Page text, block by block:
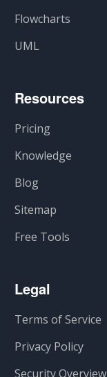
Flowcharts
UML
Resources
Pricing
Knowledge
Blog
Sitemap
Free Tools
Legal
Terms of Service
Privacy Policy
Security Overview